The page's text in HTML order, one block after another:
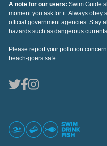
A note for our users: Swim Guide
moment you ask for it. Always obey
official government agencies. Stay
hazards such as dangerous
Please report your pollution
beach-goers safe.